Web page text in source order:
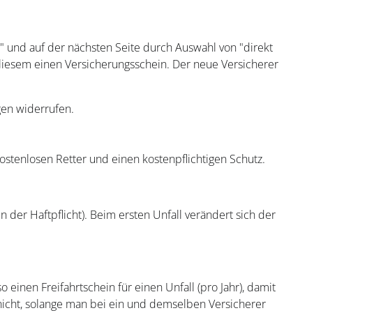
und auf der nächsten Seite durch Auswahl von "direkt
einen Versicherungsschein. Der neue Versicherer
widerrufen.
Retter und einen kostenpflichtigen Schutz.
der Haftpflicht). Beim ersten Unfall verändert sich der
einen Freifahrtschein für einen Unfall (pro Jahr), damit
solange man bei ein und demselben Versicherer